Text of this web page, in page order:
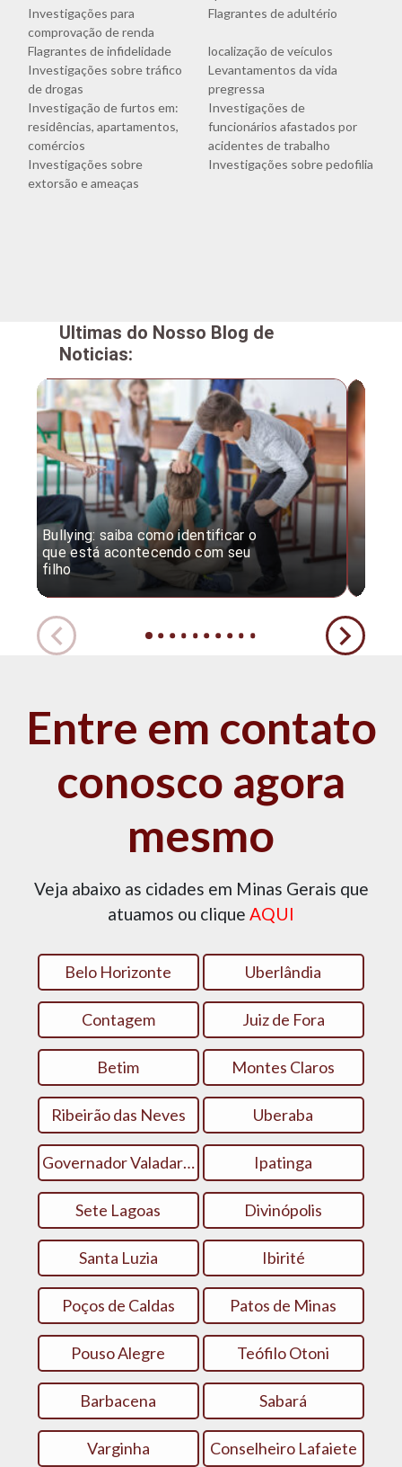
Investigações para
comprovação de renda
Flagrantes de adultério
Flagrantes de infidelidade
localização de veículos
Investigações sobre tráfico
de drogas
Levantamentos da vida
pregressa
Investigação de furtos em:
residências, apartamentos,
comércios
Investigações de
funcionários afastados por
acidentes de trabalho
Investigações sobre
extorsão e ameaças
Investigações sobre pedofilia
Ultimas do Nosso Blog de
Noticias:
Bullying: saiba como identificar o
que está acontecendo com seu
filho
Entre em contato
conosco agora
mesmo
Veja abaixo as cidades em Minas Gerais que
atuamos ou clique AQUI
Belo Horizonte Uberlândia
Contagem Juiz de Fora
Betim Montes Claros
Ribeirão das Neves Uberaba
Governador Valadares Ipatinga
Sete Lagoas Divinópolis
Santa Luzia Ibirité
Poços de Caldas Patos de Minas
Pouso Alegre Teófilo Otoni
Barbacena Sabará
Varginha Conselheiro Lafaiete